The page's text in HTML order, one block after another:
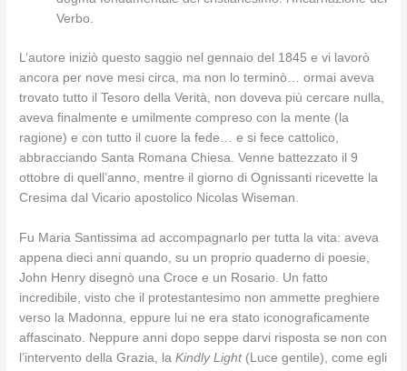
Verbo.
L’autore iniziò questo saggio nel gennaio del 1845 e vi lavorò
ancora per nove mesi circa, ma non lo terminò… ormai aveva
trovato tutto il Tesoro della Verità, non doveva più cercare nulla,
aveva finalmente e umilmente compreso con la mente (la
ragione) e con tutto il cuore la fede… e si fece cattolico,
abbracciando Santa Romana Chiesa. Venne battezzato il 9
ottobre di quell’anno, mentre il giorno di Ognissanti ricevette la
Cresima dal Vicario apostolico Nicolas Wiseman.
Fu Maria Santissima ad accompagnarlo per tutta la vita: aveva
appena dieci anni quando, su un proprio quaderno di poesie,
John Henry disegnò una Croce e un Rosario. Un fatto
incredibile, visto che il protestantesimo non ammette preghiere
verso la Madonna, eppure lui ne era stato iconograficamente
affascinato. Neppure anni dopo seppe darvi risposta se non con
l’intervento della Grazia, laKindly Light (Luce gentile), come egli